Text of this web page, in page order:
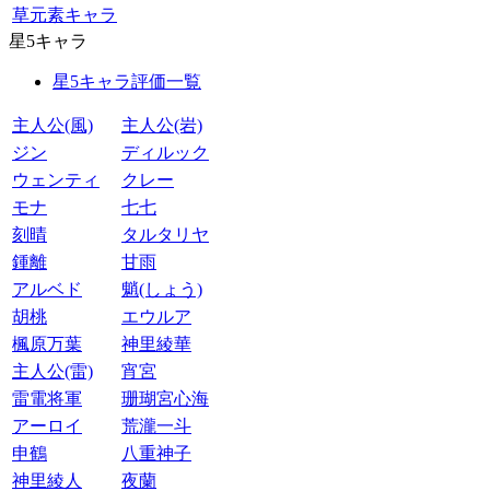
草元素キャラ
星5キャラ
星5キャラ評価一覧
主人公(風)
主人公(岩)
ジン
ディルック
ウェンティ
クレー
モナ
七七
刻晴
タルタリヤ
鍾離
甘雨
アルベド
魈(しょう)
胡桃
エウルア
楓原万葉
神里綾華
主人公(雷)
宵宮
雷電将軍
珊瑚宮心海
アーロイ
荒瀧一斗
申鶴
八重神子
神里綾人
夜蘭